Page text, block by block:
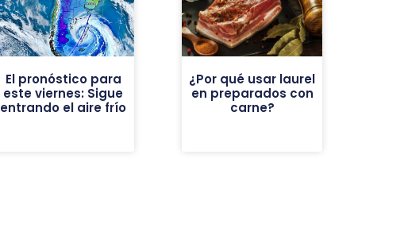
El pronóstico para
este viernes: Sigue
entrando el aire frío
¿Por qué usar laurel
en preparados con
carne?